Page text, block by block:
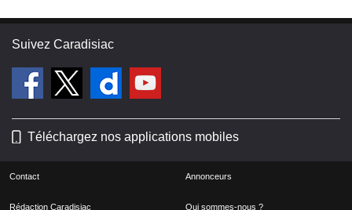
Suivez Caradisiac
Téléchargez nos applications mobiles
Contact Annonceurs
Rédaction Caradisiac Qui sommes-nous ?